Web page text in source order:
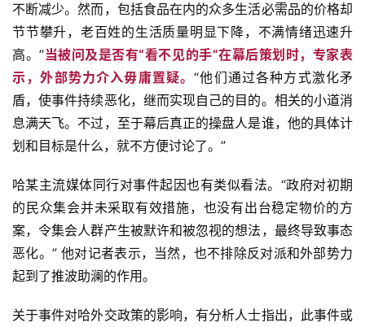
不断减少。然而，包括食品在内的众多生活必需品的价格却
节节攀升，老百姓的生活质量明显下降，不满情绪迅速升
高。”当被问及是否有“看不见的手”在幕后策划时，专家表
示，外部势力介入毋庸置疑。“他们通过各种方式激化矛
盾，使事件持续恶化，继而实现自己的目的。相关的小道消
息满天飞。不过，至于幕后真正的操盘人是谁，他的具体计
划和目标是什么，就不方便讨论了。”
哈某主流媒体同行对事件起因也有类似看法。“政府对初期
的民众集会并未采取有效措施，也没有出台稳定物价的方
案，令集会人群产生被默许和被忽视的想法，最终导致事态
恶化。” 他对记者表示，当然，也不排除反对派和外部势力
起到了推波助澜的作用。
关于事件对哈外交政策的影响，有分析人士指出，此事件或